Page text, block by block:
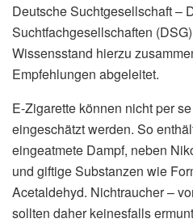
Deutsche Suchtgesellschaft –
Suchtfachgesellschaften
Wissensstand hierzu
Empfehlungen abgeleitet.
E-Zigarette können nicht per
eingeschätzt werden. So
eingeatmete Dampf, neben
und giftige Substanzen wie
Acetaldehyd. Nichtraucher –
sollten daher keinesfalls